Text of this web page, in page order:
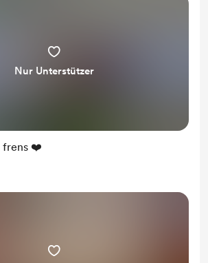
Nur Unterstützer
frens ❤️